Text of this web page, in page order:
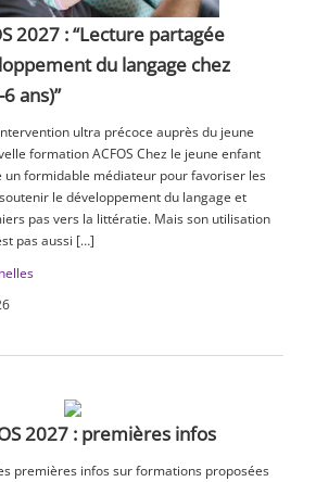
2027 : “Lecture partagée
du langage chez
ans)”
ultra précoce auprès du jeune
formation ACFOS Chez le jeune enfant
un formidable médiateur pour favoriser les
le développement du langage et
pas vers la littératie. Mais son utilisation
pas aussi […]
2027 : premières infos
premières infos sur formations proposées